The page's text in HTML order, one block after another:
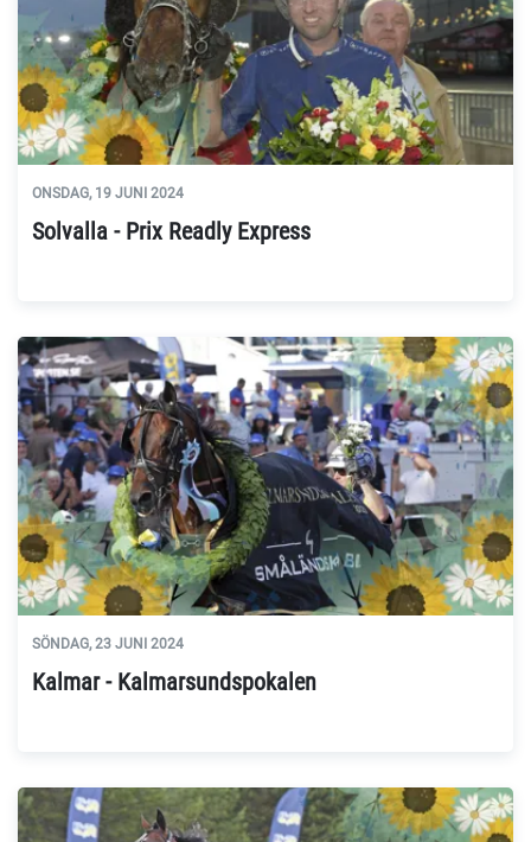
ONSDAG, 19 JUNI 2024
Solvalla - Prix Readly Express
SÖNDAG, 23 JUNI 2024
Kalmar - Kalmarsundspokalen